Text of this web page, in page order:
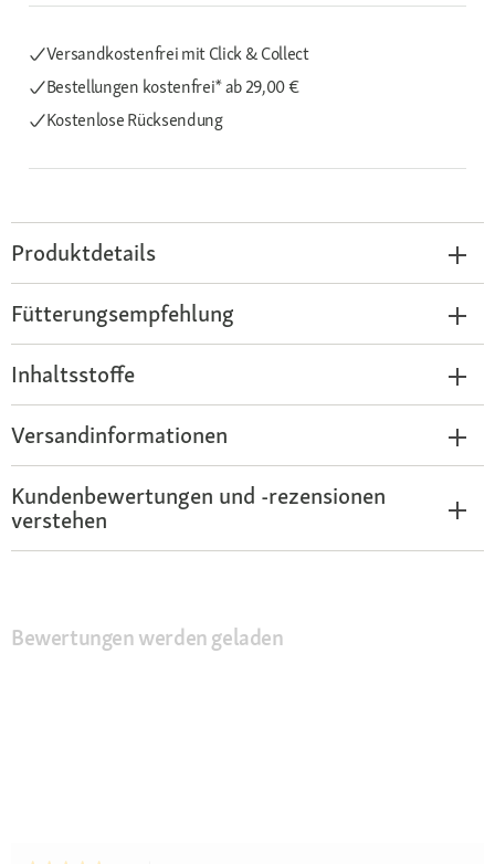
Versandkostenfrei mit Click & Collect
Bestellungen kostenfrei*ab 29,00 €
Kostenlose Rücksendung
Produktdetails
Fütterungsempfehlung
Inhaltsstoffe
Versandinformationen
Kundenbewertungen und -rezensionen
verstehen
Bewertungen werden geladen